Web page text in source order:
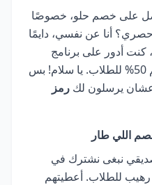
على خصم حلو، خصوصًا
أنا عن نفسي، دايمًا
كنت أدور على برنامج
تصميم جديد، ولقيت فيه خصم 50% للطلاب. يا سلام! بس
عشان يرسلون لك رمز
اللي طار
نبغى نشترك في
للطلاب. أعطيتهم